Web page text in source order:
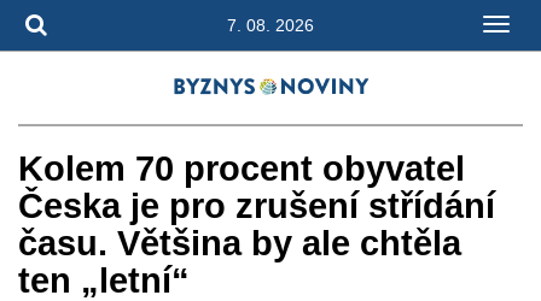
7. 08. 2026
Kolem 70 procent obyvatel
Česka je pro zrušení střídání
času. Většina by ale chtěla
ten „letní“